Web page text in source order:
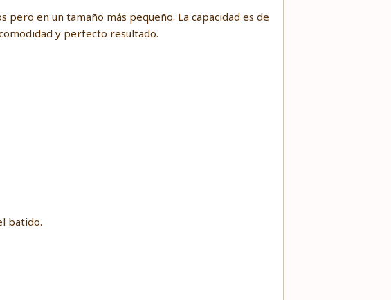
pero en un tamaño más pequeño. La capacidad es de
y perfecto resultado.
batido.